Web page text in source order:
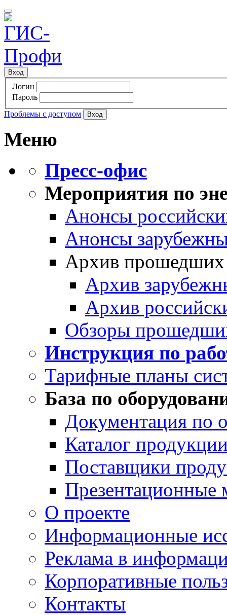
Вход
Логин
Пароль
Проблемы с доступом
Меню
Пресс-офис
Мероприятия по
Анонсы
Анонсы
Архив прошедших
Архив
Архив
Обзоры
Инструкция по
Тарифные планы
База по
Документация по
Каталог
Поставщики
Презентационные
О проекте
Информационные
Реклама в
Корпоративные
Контакты